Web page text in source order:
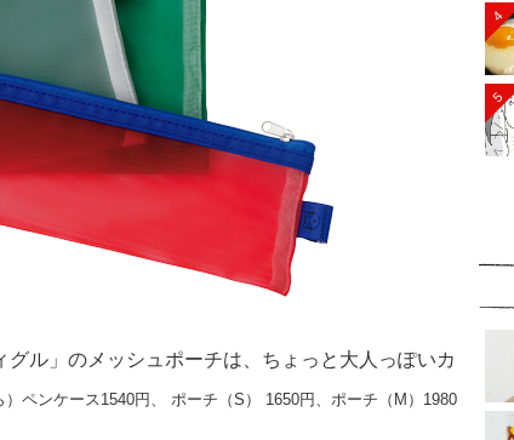
ル」のメッシュポーチは、ちょっと大人っぽいカ
）ペンケース1540円、 ポーチ（S） 1650円、ポーチ（M）1980
4
5